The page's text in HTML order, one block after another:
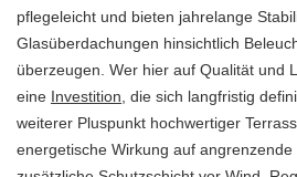
pflegeleicht und bieten jahrelange
Glasüberdachungen hinsichtlich
überzeugen. Wer hier auf Qualität und
eine Investition , die sich langfristig
weiterer Pluspunkt hochwertiger
energetische Wirkung auf